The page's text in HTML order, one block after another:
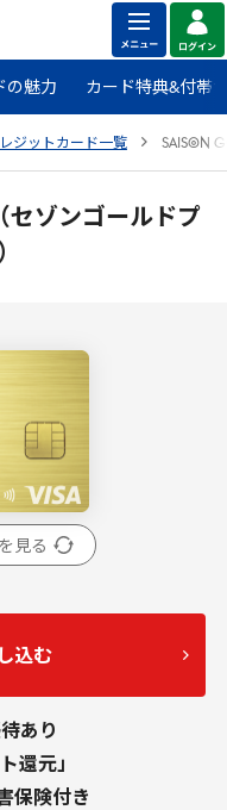
の魅力 カード特典&付帯
ジットカード一覧 SAISON
セゾンゴールドプ
見る
あり
還元」
保険付き
込む